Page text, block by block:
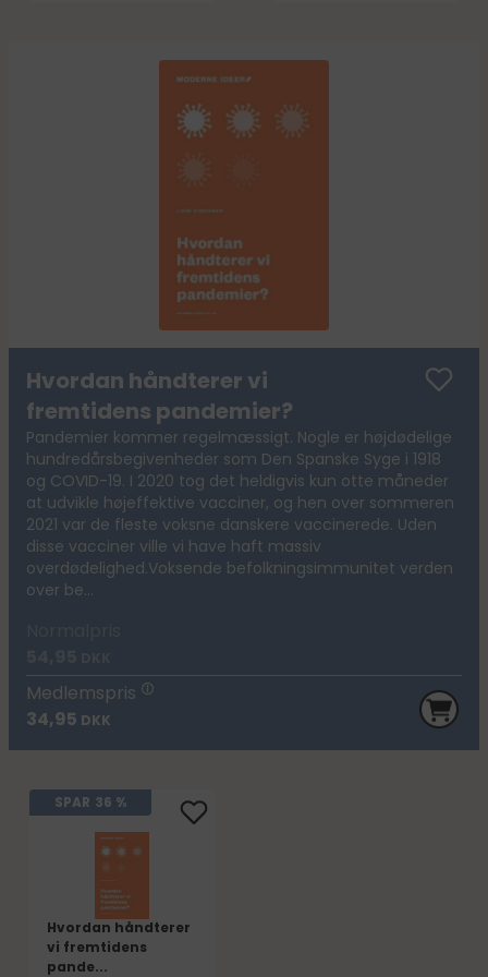
Hvordan håndterer vi
fremtidens pandemier?
Pandemier kommer regelmæssigt. Nogle er højdødelige
hundredårsbegivenheder som Den Spanske Syge i 1918
og COVID-19. I 2020 tog det heldigvis kun otte måneder
at udvikle højeffektive vacciner, og hen over sommeren
2021 var de fleste voksne danskere vaccinerede. Uden
disse vacciner ville vi have haft massiv
overdødelighed.Voksende befolkningsimmunitet verden
over be...
Medlemspris
34,95 DKK
SPAR 36 %
Hvordan håndterer
vi fremtidens
pande...